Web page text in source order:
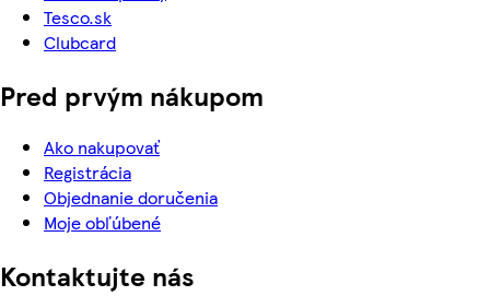
Tesco.sk
Clubcard
Pred prvým nákupom
Ako nakupovať
Registrácia
Objednanie doručenia
Moje obľúbené
Kontaktujte nás